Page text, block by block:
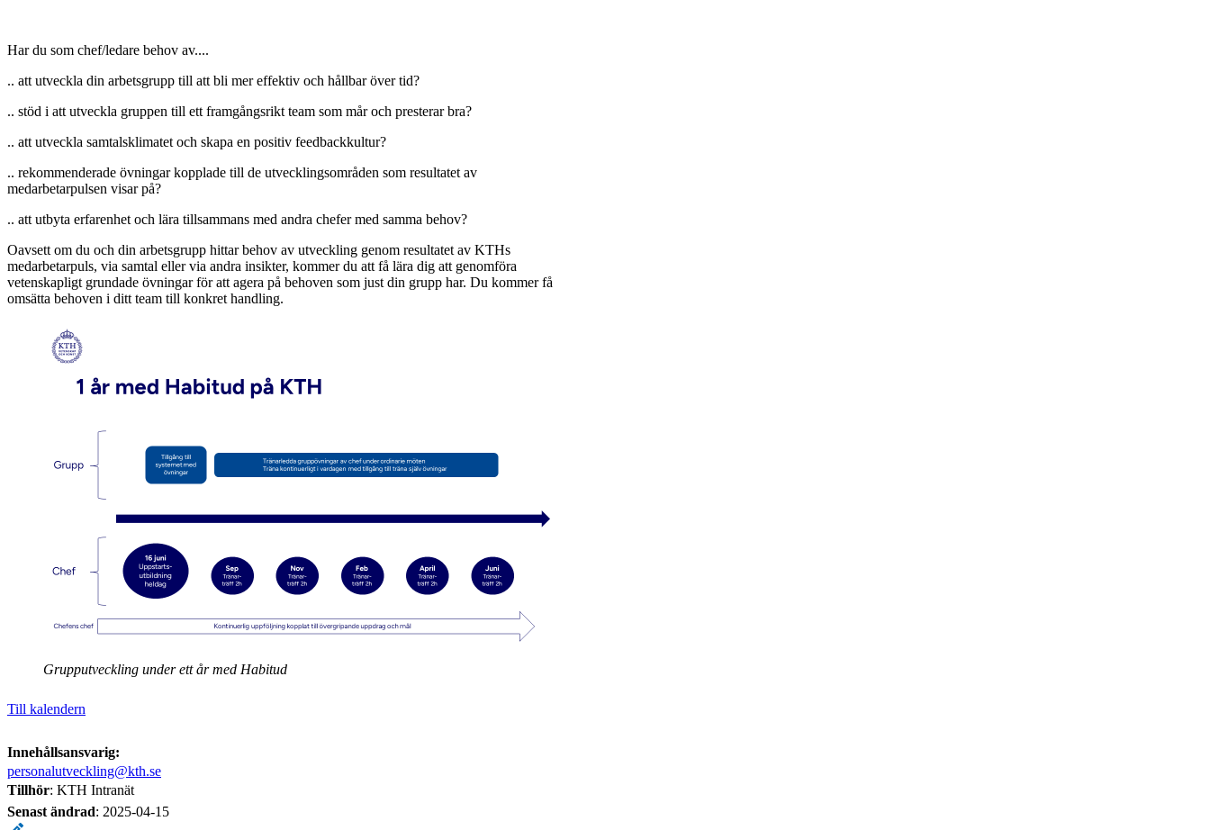
Har du som chef/ledare behov av....
.. att utveckla din arbetsgrupp till att bli mer effektiv och hållbar över tid?
.. stöd i att utveckla gruppen till ett framgångsrikt team som mår och presterar bra?
.. att utveckla samtalsklimatet och skapa en positiv feedbackkultur?
.. rekommenderade övningar kopplade till de utvecklingsområden som resultatet av
medarbetarpulsen visar på?
.. att utbyta erfarenhet och lära tillsammans med andra chefer med samma behov?
Oavsett om du och din arbetsgrupp hittar behov av utveckling genom resultatet av KTHs
medarbetarpuls, via samtal eller via andra insikter, kommer du att få lära dig att genomföra
vetenskapligt grundade övningar för att agera på behoven som just din grupp har. Du kommer få
omsätta behoven i ditt team till konkret handling.
Grupputveckling under ett år med Habitud
Till kalendern
Innehållsansvarig:
personalutveckling@kth.se
Tillhör: KTH Intranät
Senast ändrad: 2025-04-15